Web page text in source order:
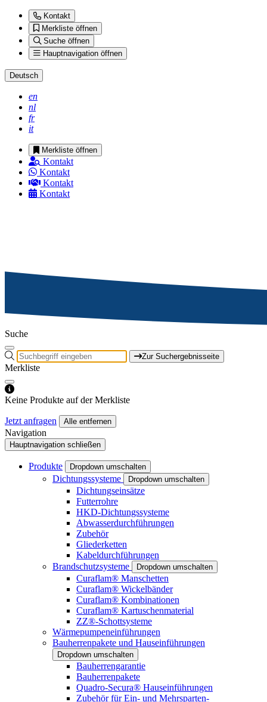
Kontakt
Merkliste öffnen
Suche öffnen
Hauptnavigation öffnen
Deutsch
en
nl
fr
it
Merkliste öffnen
Kontakt
Kontakt
Kontakt
Kontakt
Suche
Zur Suchergebnisseite
Merkliste
Keine Produkte auf der Merkliste
Jetzt anfragen Alle entfernen
Navigation
Hauptnavigation schließen
Produkte Dropdown umschalten
Dichtungssysteme Dropdown umschalten
Dichtungseinsätze
Futterrohre
HKD-Dichtungssysteme
Abwasserdurchführungen
Zubehör
Gliederketten
Kabeldurchführungen
Brandschutzsysteme
Dropdown umschalten
Curaflam® Manschetten
Curaflam® Wickelbänder
Curaflam® Kombinationen
Curaflam® Kartuschenmaterial
ZZ®-Schottsysteme
Wärmepumpeneinführungen
Bauherrenpakete und Hauseinführungen
Dropdown umschalten
Bauherrengarantie
Bauherrenpakete
Quadro-Secura® Hauseinführungen
Zubehör für Ein- und Mehrsparten-